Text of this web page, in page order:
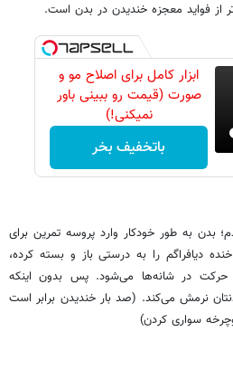
از فواید معجزه خندیدن در بدن است.
ابزار کامل برای اصلاح مو و
صورت (قیمت رو ببینی باور
نمیکنی!)
باتخفیف بخر
بدن به طور خودکار وارد پروسه تمرین برای
دیافراگم را به درستی باز و بسته کرده،
در شانه‌ها می‌شود. پس بدون اینکه
نرمش می‌کند. (صد بار خندیدن برابر است